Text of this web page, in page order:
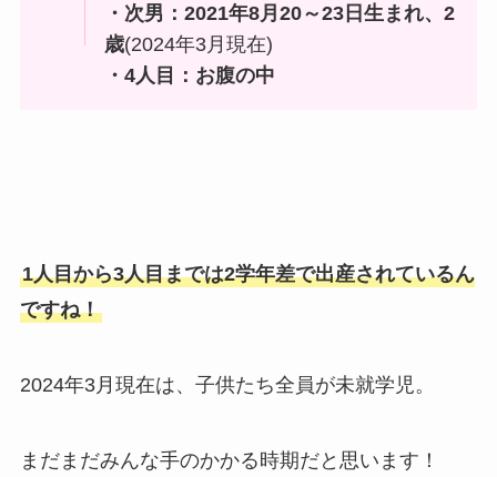
・次男：2021年8月20～23日生まれ、2
歳(2024年3月現在)
・4人目：お腹の中
1人目から3人目までは2学年差で出産されているん
ですね！
2024年3月現在は、子供たち全員が未就学児。
まだまだみんな手のかかる時期だと思います！